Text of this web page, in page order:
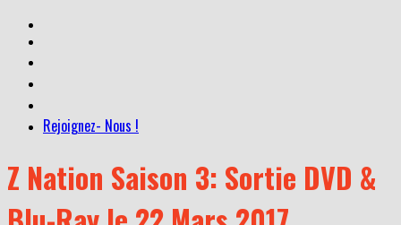
Z Nation Saison 3: Sortie DVD &
Blu-Ray le 22 Mars 2017